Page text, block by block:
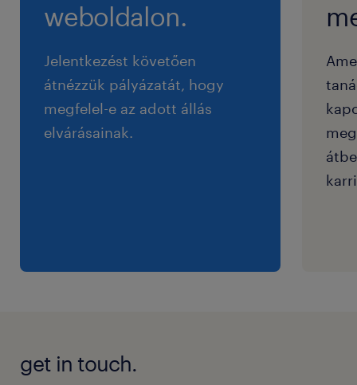
weboldalon.
Jelentkezést követően
átnézzük pályázatát, hogy
megfelel-e az adott állás
elvárásainak.
get in touch.